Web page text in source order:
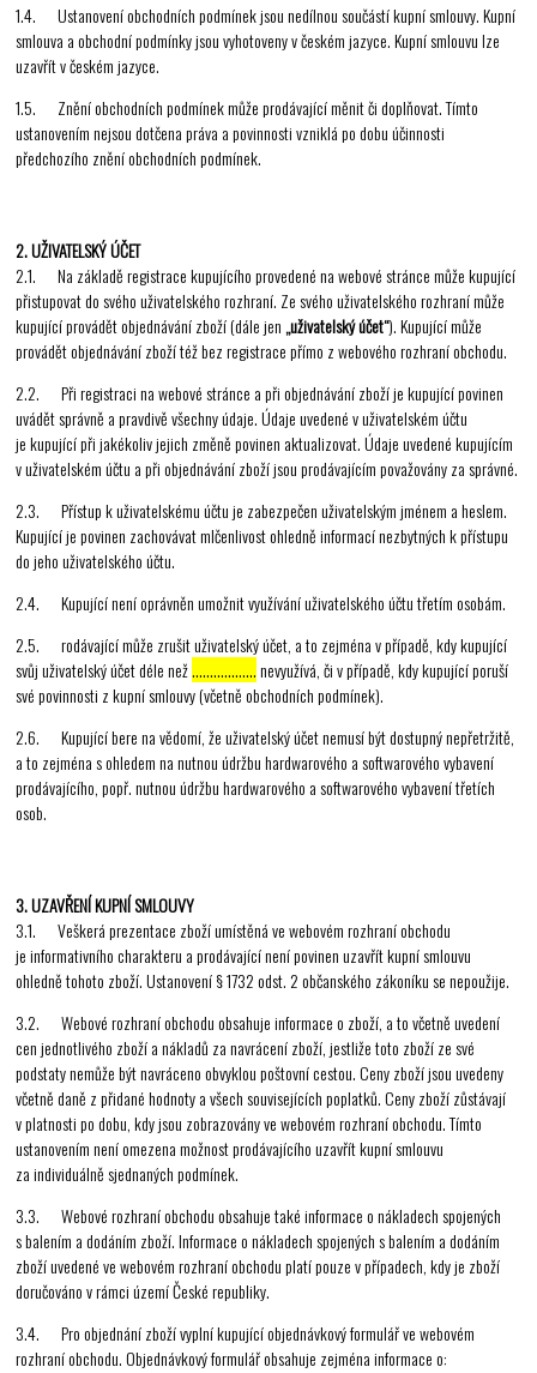
1.4. Ustanovení obchodních podmínek jsou nedílnou součástí kupní smlouvy. Kupní
smlouva a obchodní podmínky jsou vyhotoveny v českém jazyce. Kupní smlouvu lze
uzavřít v českém jazyce.
1.5. Znění obchodních podmínek může prodávající měnit či doplňovat. Tímto
ustanovením nejsou dotčena práva a povinnosti vzniklá po dobu účinnosti
předchozího znění obchodních podmínek.
2. UŽIVATELSKÝ ÚČET
2.1. Na základě registrace kupujícího provedené na webové stránce může kupující
přistupovat do svého uživatelského rozhraní. Ze svého uživatelského rozhraní může
kupující provádět objednávání zboží (dále jen „uživatelský účet“). Kupující může
provádět objednávání zboží též bez registrace přímo z webového rozhraní obchodu.
2.2. Při registraci na webové stránce a při objednávání zboží je kupující povinen
uvádět správně a pravdivě všechny údaje. Údaje uvedené v uživatelském účtu
je kupující při jakékoliv jejich změně povinen aktualizovat. Údaje uvedené kupujícím
v uživatelském účtu a při objednávání zboží jsou prodávajícím považovány za správné.
2.3. Přístup k uživatelskému účtu je zabezpečen uživatelským jménem a heslem.
Kupující je povinen zachovávat mlčenlivost ohledně informací nezbytných k přístupu
do jeho uživatelského účtu.
2.4. Kupující není oprávněn umožnit využívání uživatelského účtu třetím osobám.
2.5. rodávající může zrušit uživatelský účet, a to zejména v případě, kdy kupující
svůj uživatelský účet déle než………………nevyužívá, či v případě, kdy kupující poruší
své povinnosti z kupní smlouvy (včetně obchodních podmínek).
2.6. Kupující bere na vědomí, že uživatelský účet nemusí být dostupný nepřetržitě,
a to zejména s ohledem na nutnou údržbu hardwarového a softwarového vybavení
prodávajícího, popř. nutnou údržbu hardwarového a softwarového vybavení třetích
osob.
3. UZAVŘENÍ KUPNÍ SMLOUVY
3.1. Veškerá prezentace zboží umístěná ve webovém rozhraní obchodu
je informativního charakteru a prodávající není povinen uzavřít kupní smlouvu
ohledně tohoto zboží. Ustanovení § 1732 odst. 2 občanského zákoníku se nepoužije.
3.2. Webové rozhraní obchodu obsahuje informace o zboží, a to včetně uvedení
cen jednotlivého zboží a nákladů za navrácení zboží, jestliže toto zboží ze své
podstaty nemůže být navráceno obvyklou poštovní cestou. Ceny zboží jsou uvedeny
včetně daně z přidané hodnoty a všech souvisejících poplatků. Ceny zboží zůstávají
v platnosti po dobu, kdy jsou zobrazovány ve webovém rozhraní obchodu. Tímto
ustanovením není omezena možnost prodávajícího uzavřít kupní smlouvu
za individuálně sjednaných podmínek.
3.3. Webové rozhraní obchodu obsahuje také informace o nákladech spojených
s balením a dodáním zboží. Informace o nákladech spojených s balením a dodáním
zboží uvedené ve webovém rozhraní obchodu platí pouze v případech, kdy je zboží
doručováno v rámci území České republiky.
3.4. Pro objednání zboží vyplní kupující objednávkový formulář ve webovém
rozhraní obchodu. Objednávkový formulář obsahuje zejména informace o: